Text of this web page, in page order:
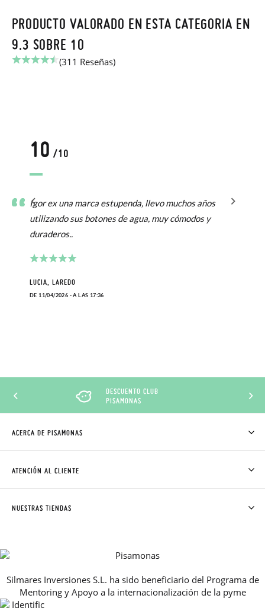
PRODUCTO VALORADO EN ESTA CATEGORIA EN
9.3 SOBRE 10
(311 Reseñas)
10 /10
Igor ex una marca estupenda, llevo muchos años
utilizando sus botones de agua, muy cómodos y
duraderos..
LUCIA, LAREDO
DE 11/04/2026 - A LAS 17:36
DESCUENTO CLUB
PISAMONAS
ACERCA DE PISAMONAS
CÓMO COMPRAR
AVISO LEGAL, PRIVACIDAD Y COOKIES
GUIA DE TALLAS
REBAJAS
ATENCIÓN AL CLIENTE
NUESTRAS TIENDAS
Silmares Inversiones S.L. ha sido beneficiario del Programa de
Mentoring y Apoyo a la internacionalización de la pyme